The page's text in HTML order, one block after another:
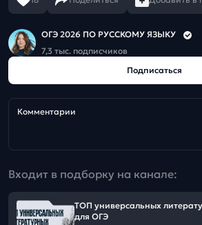
ОГЭ 2026 ПО РУССКОМУ ЯЗЫКУ
7,3 тыс. подписчиков
Подписаться
Комментарии
Входит в подборку на канале:
ТОП универсальных
для ОГЭ